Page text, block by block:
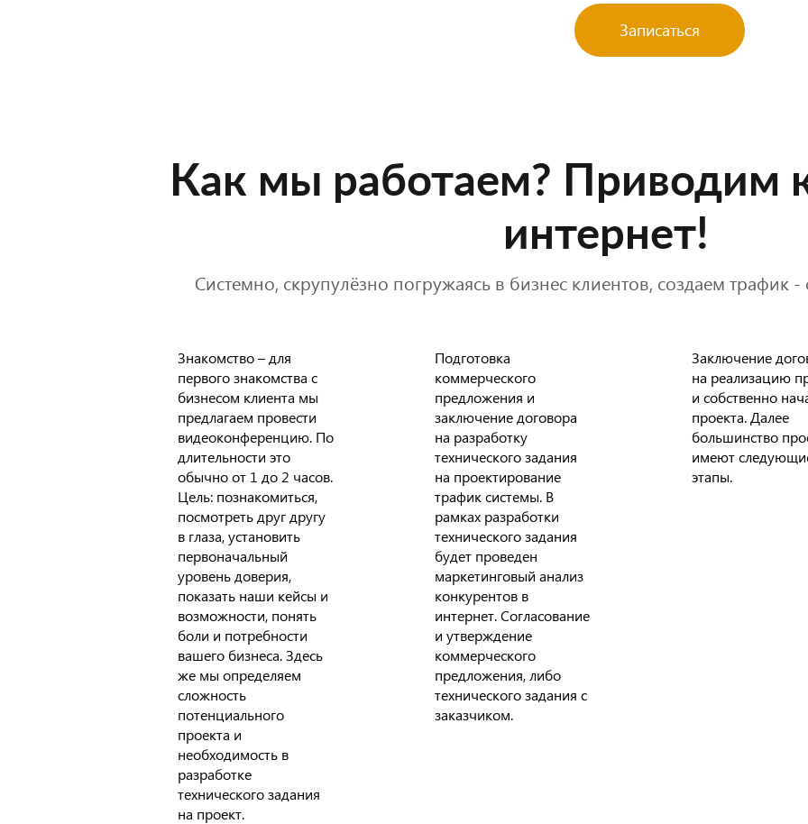
Записаться
Как мы работаем? Приводим
интернет!
Системно, скрупулёзно погружаясь в бизнес клиентов, создаем трафик -
Знакомство – для
первого знакомства с
бизнесом клиента мы
предлагаем провести
видеоконференцию. По
длительности это
обычно от 1 до 2 часов.
Цель: познакомиться,
посмотреть друг другу
в глаза, установить
первоначальный
уровень доверия,
показать наши кейсы и
возможности, понять
боли и потребности
вашего бизнеса. Здесь
же мы определяем
сложность
потенциального
проекта и
необходимость в
разработке
технического задания
на проект.
Подготовка
коммерческого
предложения и
заключение договора
на разработку
технического задания
на проектирование
трафик системы. В
рамках разработки
технического задания
будет проведен
маркетинговый анализ
конкурентов в
интернет. Согласование
и утверждение
коммерческого
предложения, либо
технического задания с
заказчиком.
Заключение
на реализацию
и собственно
проекта. Далее
большинство
имеют
этапы.